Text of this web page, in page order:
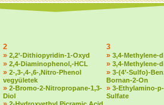
2
» 2,2’-Dithiopyridin-1-Oxyd
» 2,4-Diaminophenol,-HCL
» 2-,3-,4-,6-,Nitro-Phenol
vegyületek
» 2-Bromo-2-Nitropropane-1,3-
Diol
3
» 3,4-Methylene-
» 3,4-Methylene-
» 3-(4’-Sulfo)-
Bornan-2-On
» 3-Ethylamino-
Sulfate